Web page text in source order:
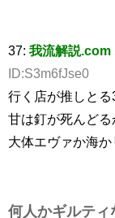
37: 我流解説.com
ID:S3m6fJse0
行く店が推しと
甘は釘が死んど
大体エヴァか海
何人かギルティ